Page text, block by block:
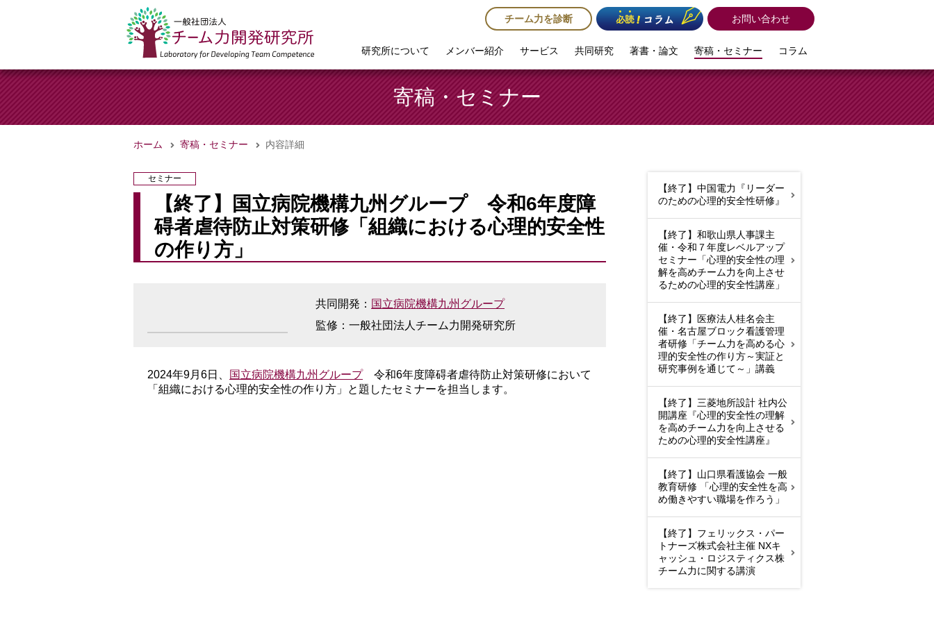
研究所について メンバー紹介 サービス 共同研究 著書・論文 寄稿・セミナー コラム
お問い合わせ
チーム力を診断
寄稿・セミナー
ホーム 寄稿・セミナー 内容詳細
セミナー
【終了】国立病院機構九州グループ 令和6年度障
碍者虐待防止対策研修「組織における心理的安全性
の作り方」
共同開発： 国立病院機構九州グループ
監修：一般社団法人チーム力開発研究所
2024年9月6日、 国立病院機構九州グループ令和6年度障碍者虐待防止対策研修において
「組織における心理的安全性の作り方」と題したセミナーを担当します。
【終了】中国電力『リーダー
のための心理的安全性研修』
【終了】和歌山県人事課主
催・令和７年度レベルアップ
セミナー「心理的安全性の理
解を高めチーム力を向上させ
るための心理的安全性講座」
【終了】医療法人桂名会主
催・名古屋ブロック看護管理
者研修「チーム力を高める心
理的安全性の作り方～実証と
研究事例を通じて～」講義
【終了】三菱地所設計 社内公
開講座『心理的安全性の理解
を高めチーム力を向上させる
ための心理的安全性講座』
【終了】山口県看護協会 一般
教育研修 「心理的安全性を高
め働きやすい職場を作ろう」
【終了】フェリックス・パー
トナーズ株式会社主催 NXキ
ャッシュ・ロジスティクス株
チーム力に関する講演